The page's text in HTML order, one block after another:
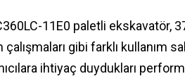
11E0 paletli ekskavatör,
gibi farklı kullanım
ihtiyaç duydukları